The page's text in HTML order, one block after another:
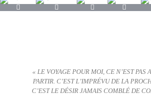
« LE VOYAGE POUR MOI, CE N’EST PAS
PARTIR. C’EST L’IMPRÉVU DE LA
C’EST LE DÉSIR JAMAIS COMBLÉ DE